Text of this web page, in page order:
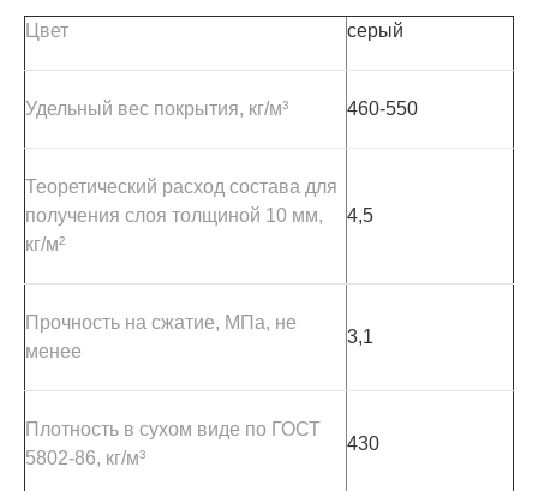
Цвет серый
Удельный вес покрытия, кг/м³ 460-550
Теоретический расход состава для
получения слоя толщиной 10 мм,
кг/м²
4,5
Прочность на сжатие, МПа, не
менее
3,1
Плотность в сухом виде по ГОСТ
5802-86, кг/м³
430